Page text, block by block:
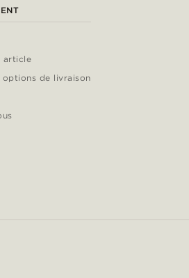
article
options de livraison